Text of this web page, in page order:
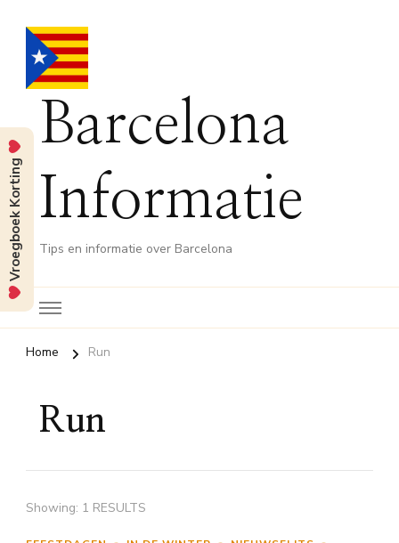
Barcelona
Informatie
Tips en informatie over Barcelona
Home Run
Run
Showing: 1 RESULTS
Vroegboek Korting